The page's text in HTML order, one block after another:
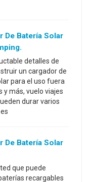
De Batería Solar
detalles de
un cargador de
para el uso fuera
y más, vuelo viajes
durar varios
De Batería Solar
que puede
recargables